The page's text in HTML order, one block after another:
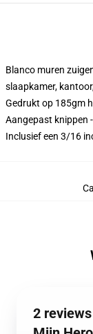
Blanco muren
slaapkamer,
Gedrukt op 185gm
Aangepast knippen
Inclusief een 3/16
2